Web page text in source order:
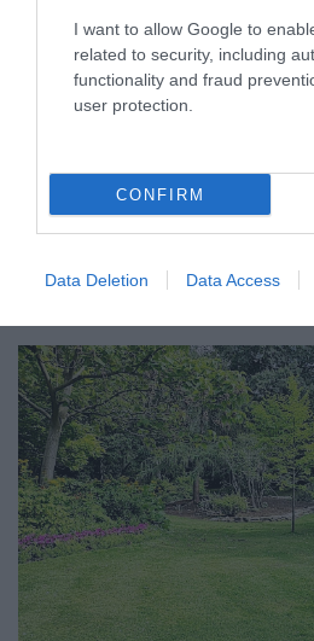
I want to allow Google to
related to security, including
functionality and fraud
user protection.
CONFIRM
Data Deletion Data Access